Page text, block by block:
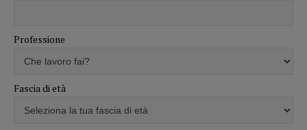
Professione
Fascia di età